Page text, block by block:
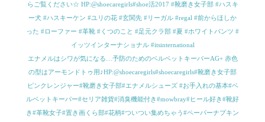
らご覧ください☆ HP:@shoecaregirls#shoe活2017 #靴磨き女子部 #ハスキ
ー犬 #ハスキーケン #ユリの花 #玄関先 #リーガル #regal #前からほしか
った #ローファー #革靴 #くつのこと #足元クラ部 #夏 #ホワイトパンツ #
イッツインターナショナル #itsinternational
エナメルはシワが気になる…予防のためのベルベットキーパーAG+ 赤色
の型はアーモンドトゥ用♪HP:@shoecaregirls#shoecaregirls#靴磨き女子部
ピンクレンジャー#靴磨き女子部#エナメルシューズ #お手入れの基本#ベ
ルベットキーパー#セリア雑貨#消臭機能付き#mowbray#ヒール好き#靴好
き#革靴女子#置き画くら部#花柄#ついつい集めちゃう#ペーパーナプキン